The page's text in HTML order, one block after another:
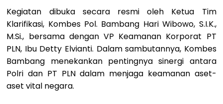
Kegiatan dibuka secara resmi oleh Ketua Tim
Klarifikasi, Kombes Pol. Bambang Hari Wibowo, S.I.K.,
M.Si., bersama dengan VP Keamanan Korporat PT
PLN, Ibu Detty Elvianti. Dalam sambutannya, Kombes
Bambang menekankan pentingnya sinergi antara
Polri dan PT PLN dalam menjaga keamanan aset-
aset vital negara.